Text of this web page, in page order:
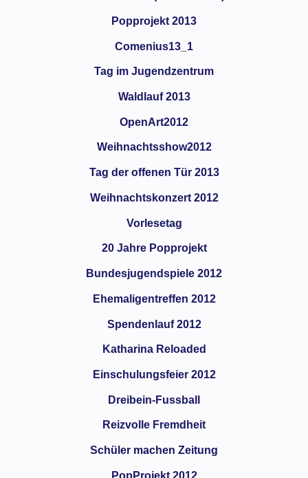
Popprojekt 2013
Comenius13_1
Tag im Jugendzentrum
Waldlauf 2013
OpenArt2012
Weihnachtsshow2012
Tag der offenen Tür 2013
Weihnachtskonzert 2012
Vorlesetag
20 Jahre Popprojekt
Bundesjugendspiele 2012
Ehemaligentreffen 2012
Spendenlauf 2012
Katharina Reloaded
Einschulungsfeier 2012
Dreibein-Fussball
Reizvolle Fremdheit
Schüler machen Zeitung
PopProjekt 2012